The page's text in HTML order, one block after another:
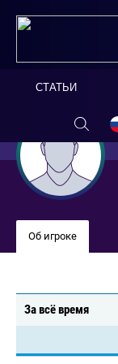
СТАТЬИ
Об игроке
За всё время